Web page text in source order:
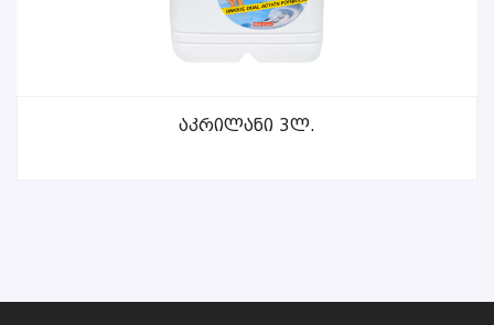
ᲕᲠᲪᲚᲐᲓ
Აკრილანი 3ლ.